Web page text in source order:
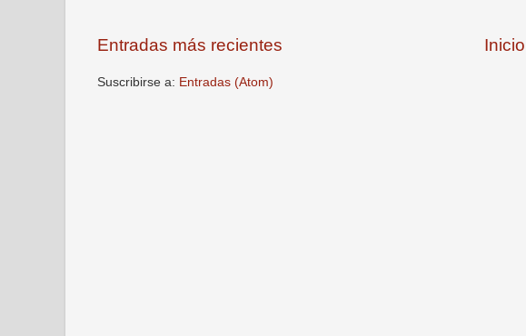
Entradas más recientes Inicio
Suscribirse a: Entradas (Atom)